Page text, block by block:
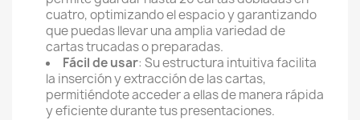
cuatro, optimizando el espacio y garantizando
que puedas llevar una amplia variedad de
cartas trucadas o preparadas.
Fácil de usar: Su estructura intuitiva facilita
la inserción y extracción de las cartas,
permitiéndote acceder a ellas de manera rápida
y eficiente durante tus presentaciones.